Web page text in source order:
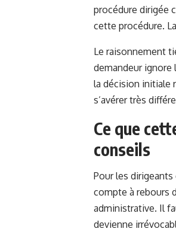
procédure dirigée
cette procédure.
Le raisonnement
demandeur ignore
la décision initiale
s’avérer très
Ce que
conseils
Pour les
compte à rebours
administrative. Il
devienne